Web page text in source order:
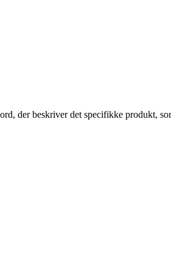
der beskriver det specifikke produkt,